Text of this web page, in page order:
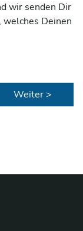
wir senden Dir
Deinen
Weiter >